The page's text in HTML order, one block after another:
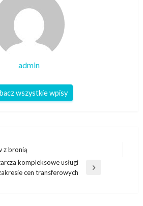
admin
wszystkie wpisy
z bronią
kompleksowe usługi
cen transferowych